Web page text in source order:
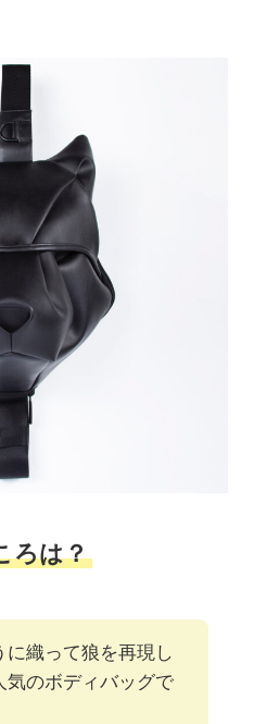
ろは？
に織って狼を再現し
気のボディバッグで